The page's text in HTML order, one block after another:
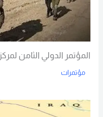
المؤتمر الدولي الثامن لمركز ASSAM اسطنبول 8
مؤتمرات